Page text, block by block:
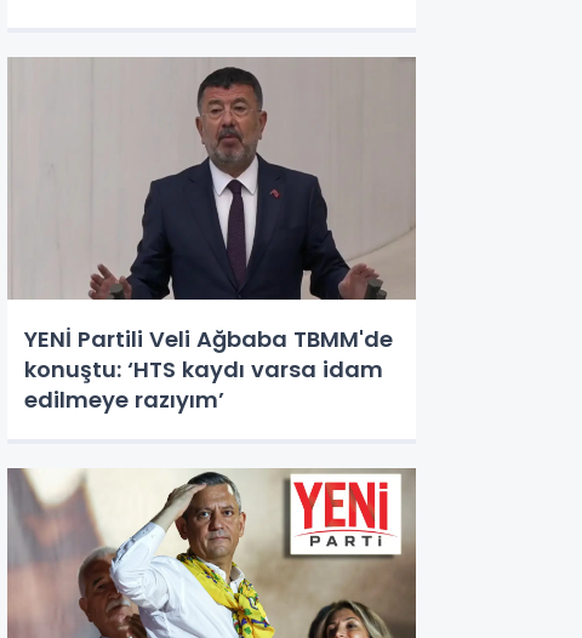
YENİ Partili Veli Ağbaba TBMM'de
konuştu: ‘HTS kaydı varsa idam
edilmeye razıyım’